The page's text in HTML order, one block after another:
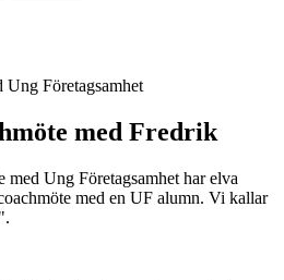
Ung Företagsamhet
med Fredrik
med Ung Företagsamhet har elva
med en UF alumn. Vi kallar